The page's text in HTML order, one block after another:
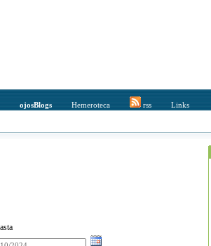
ojosBlogs Hemeroteca rss Links